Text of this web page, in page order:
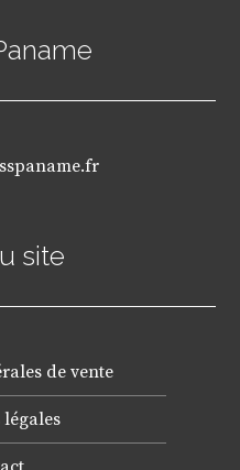
site
de vente